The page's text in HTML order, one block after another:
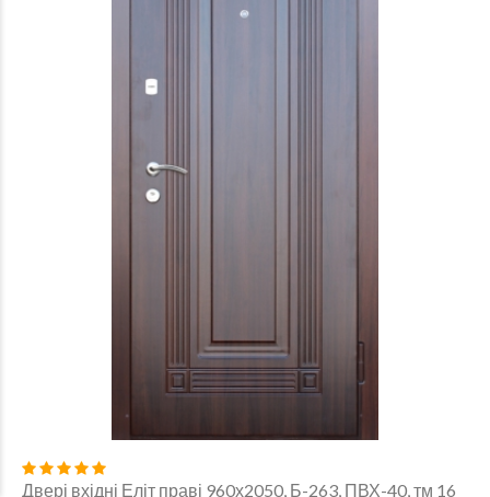
Двері вхідні Еліт праві 960х2050, Б-263, ПВХ-40, тм 16